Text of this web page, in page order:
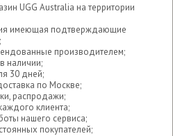
UGG Australia на территории
имеющая подтверждающие
;
производителем;
наличии;
30 дней;
по Москве;
распродажи;
клиента;
нашего сервиса;
покупателей;